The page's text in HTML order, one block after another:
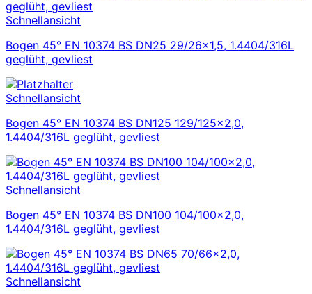
Schnellansicht
Bogen 45° EN 10374 BS DN25 29/26×1,5, 1.4404/316L
geglüht, gevliest
Schnellansicht
Bogen 45° EN 10374 BS DN125 129/125×2,0,
1.4404/316L geglüht, gevliest
Schnellansicht
Bogen 45° EN 10374 BS DN100 104/100×2,0,
1.4404/316L geglüht, gevliest
Schnellansicht